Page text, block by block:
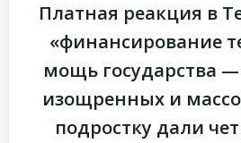
Платная реакция в
«финансирование
мощь государства
изощренных и
подростку дали